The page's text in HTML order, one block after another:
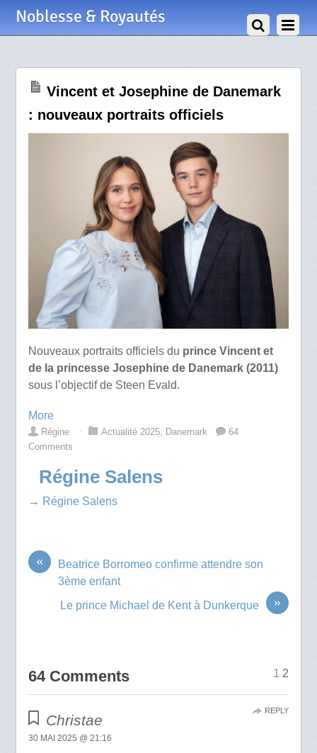
Noblesse & Royautés
Vincent et Josephine de Danemark
: nouveaux portraits officiels
Nouveaux portraits officiels du prince Vincent et
de la princesse Josephine de Danemark (2011)
sous l’objectif de Steen Evald.
More
Régine ⋅ Actualité 2025, Danemark
64
Comments
Régine Salens
→ Régine Salens
«
Beatrice Borromeo confirme attendre son
3ème enfant
»
Le prince Michael de Kent à Dunkerque
64 Comments 1 2
Christae
30 MAI 2025 @ 21:16
REPLY